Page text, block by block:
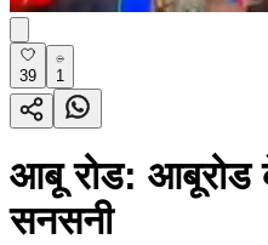
39 1
आबू रोड: आबूरोड के
सनसनी